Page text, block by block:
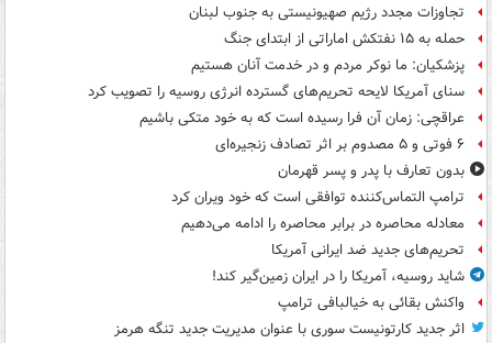
تجاوزات مجدد رژیم صهیونیستی به جنوب لبنان
حمله به ۱۵ نفتکش‌ اماراتی از ابتدای جنگ
پزشکیان: ما نوکر مردم و در خدمت آنان هستیم
سنای آمریکا لایحه تحریم‌های گسترده انرژی روسیه را تصویب کرد
عراقچی: زمان آن فرا رسیده است که به خود متکی باشیم
۶ فوتی و ۵ مصدوم بر اثر تصادف زنجیره‌ای
بدون تعارف با پدر و پسر قهرمان
ترامپ التماس‌کننده توافقی است که خود ویران کرد
معادله محاصره در برابر محاصره را ادامه می‌دهیم
تحریم‌های جدید ضد ایرانی آمریکا
شاید روسیه، آمریکا را در ایران زمین‌گیر کند!
واکنش بقائی به خیالبافی ترامپ
اثر جدید کارتونیست سوری با عنوان مدیریت جدید تنگه هرمز